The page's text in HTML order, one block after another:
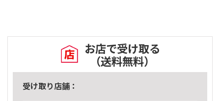
お店で受け取る
（送料無料）
受け取り店舗：